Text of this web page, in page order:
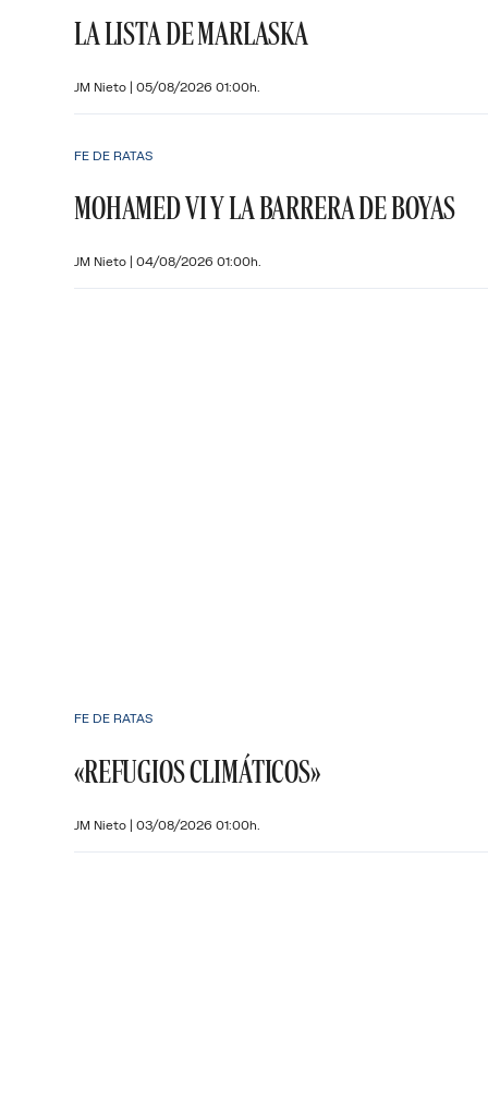
LA LISTA DE MARLASKA
JM Nieto | 05/08/2026 01:00h.
FE DE RATAS
MOHAMED VI Y LA BARRERA DE BOYAS
JM Nieto | 04/08/2026 01:00h.
FE DE RATAS
«REFUGIOS CLIMÁTICOS»
JM Nieto | 03/08/2026 01:00h.